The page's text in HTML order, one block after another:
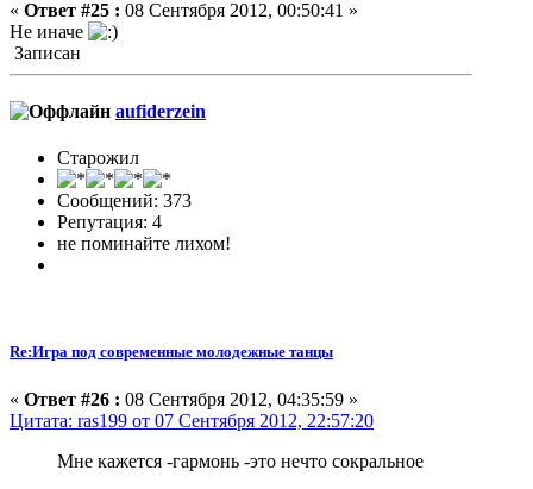
« Ответ #25 : 08 Сентября 2012, 00:50:41 »
Не иначе
Записан
aufiderzein
Старожил
Сообщений: 373
Репутация: 4
не поминайте лихом!
Re:Игра под современные молодежные танцы
« Ответ #26 : 08 Сентября 2012, 04:35:59 »
Цитата: ras199 от 07 Сентября 2012, 22:57:20
Мне кажется -гармонь -это нечто сокральное